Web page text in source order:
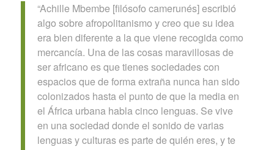
“Achille Mbembe [filósofo camerunés] escribió
algo sobre afropolitanismo y creo que su idea
era bien diferente a la que viene recogida como
mercancía. Una de las cosas maravillosas de
ser africano es que tienes sociedades con
espacios que de forma extraña nunca han sido
colonizados hasta el punto de que la media en
el África urbana habla cinco lenguas. Se vive
en una sociedad donde el sonido de varias
lenguas y culturas es parte de quién eres, y te